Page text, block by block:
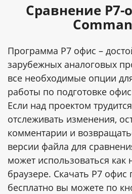
Сравнение P7-
Программа Р7 офис –
зарубежных аналоговых
все необходимые опции
работы по подготовке
Если над проектом
отслеживать изменения,
комментарии и
версии файла для
может использоваться как
браузере. Скачать Р7
бесплатно вы можете по